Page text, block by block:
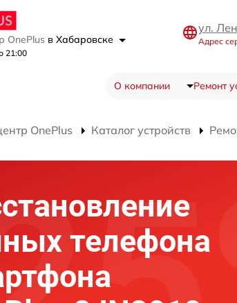
OnePlus в Хабаровске
21:00
ул.
Адрес
О компании Ремонт
OnePlus Каталог устройств
телефона